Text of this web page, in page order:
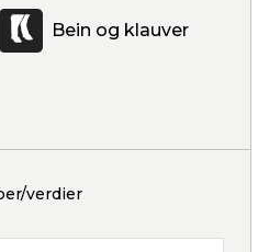
Bein og klauver
verdier